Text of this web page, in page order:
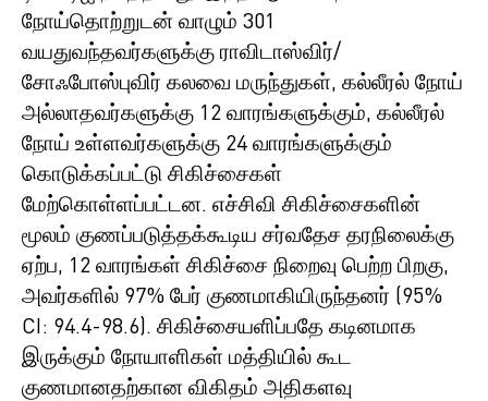
நோய்தொற்றுடன் வாழும் 301
வயதுவந்தவர்களுக்கு ராவிடாஸ்விர்/
சோஃபோஸ்புவிர் கலவை மருந்துகள், கல்லீரல் நோய்
அல்லாதவர்களுக்கு 12 வாரங்களுக்கும், கல்லீரல்
நோய் உள்ளவர்களுக்கு 24 வாரங்களுக்கும்
கொடுக்கப்பட்டு சிகிச்சைகள்
மேற்கொள்ளப்பட்டன. எச்சிவி சிகிச்சைகளின்
மூலம் குணப்படுத்தக்கூடிய சர்வதேச தரநிலைக்கு
ஏற்ப, 12 வாரங்கள் சிகிச்சை நிறைவு பெற்ற பிறகு,
அவர்களில் 97% பேர் குணமாகியிருந்தனர் (95%
CI: 94.4-98.6). சிகிச்சையளிப்பதே கடினமாக
இருக்கும் நோயாளிகள் மத்தியில் கூட
குணமானதற்கான விகிதம் அதிகளவு